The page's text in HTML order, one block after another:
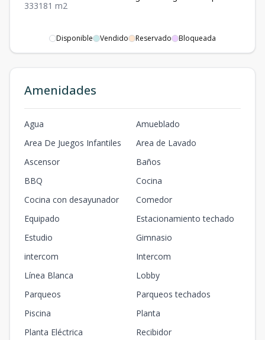
333181 m2
Disponible Vendido Reservado Bloqueada
Amenidades
Agua
Amueblado
Area De Juegos Infantiles
Area de Lavado
Ascensor
Baños
BBQ
Cocina
Cocina con desayunador
Comedor
Equipado
Estacionamiento techado
Estudio
Gimnasio
intercom
Intercom
Línea Blanca
Lobby
Parqueos
Parqueos techados
Piscina
Planta
Planta Eléctrica
Recibidor